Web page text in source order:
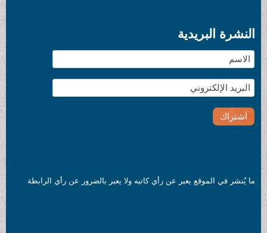
عن رأي كاتبه ولا يعبر بالضرور عن رأي الرابطة